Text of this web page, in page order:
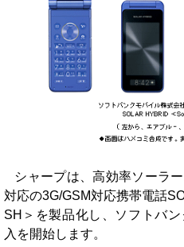
シャープは、高効率ソーラ
対応の3G/GSM対応携帯電話
SH＞を製品化し、ソフトバ
入を開始します。